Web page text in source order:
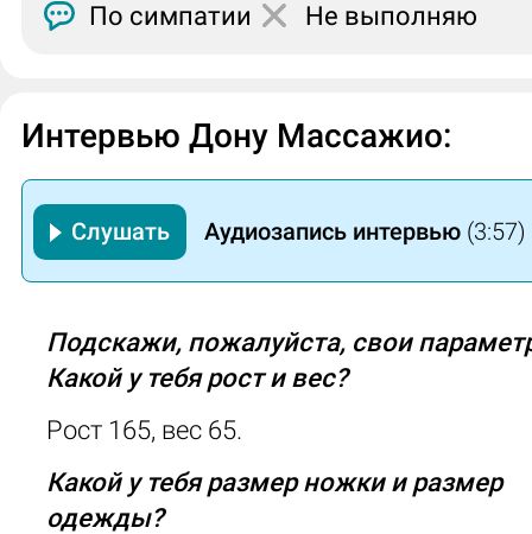
По симпатии
Не выполняю
Интервью Дону Массажио:
Аудиозапись интервью (3:57)
Слушать
Подскажи, пожалуйста, свои
Какой у тебя рост и вес?
Рост 165, вес 65.
Какой у тебя размер ножки и размер
одежды?